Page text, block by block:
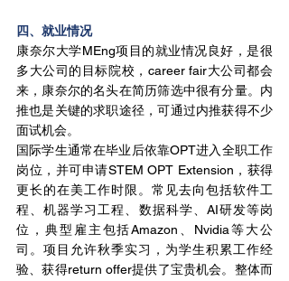
四、就业情况
康奈尔大学MEng项目的就业情况良好，是很
多大公司的目标院校，career fair大公司都会
来，康奈尔的名头在简历筛选中很有分量。内
推也是关键的求职途径，可通过内推获得不少
面试机会。
国际学生通常在毕业后依靠OPT进入全职工作
岗位，并可申请STEM OPT Extension，获得
更长的在美工作时限。常见去向包括软件工
程、机器学习工程、数据科学、AI研发等岗
位，典型雇主包括Amazon、Nvidia等大公
司。项目允许秋季实习，为学生积累工作经
验、获得return offer提供了宝贵机会。整体而